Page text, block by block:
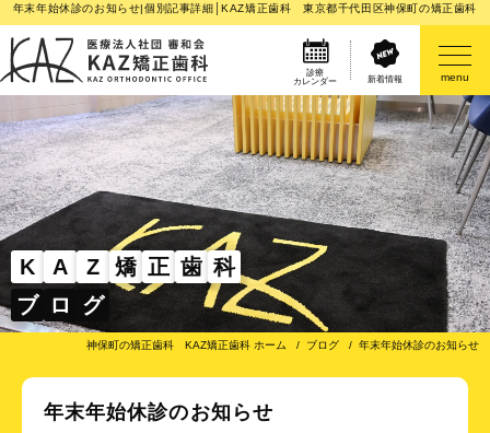
年末年始休診のお知らせ|個別記事詳細│KAZ矯正歯科 東京都千代田区神保町の矯正歯科
診療
カレンダー
新着情報 menu
K A Z 矯 正 歯 科
ブ ロ グ
神保町の矯正歯科 KAZ矯正歯科 ホーム ブログ 年末年始休診のお知らせ
年末年始休診のお知らせ
医院案内
矯正歯科治療のご案内
矯正装置のご紹介
その他